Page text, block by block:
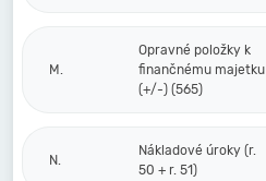
M.
Opravné položky k
finančnému majetku
(+/-) (565)
N.
Nákladové úroky (r.
50 + r. 51)